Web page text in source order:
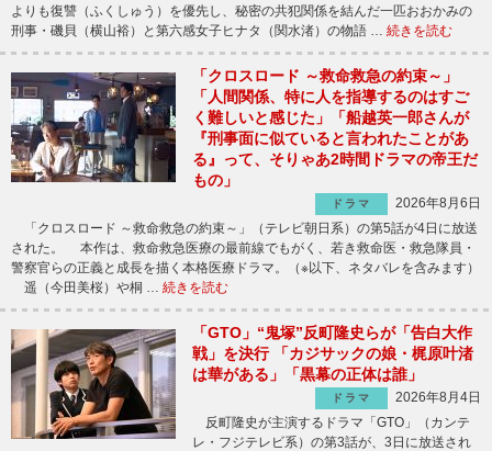
よりも復讐（ふくしゅう）を優先し、秘密の共犯関係を結んだ一匹おおかみの
刑事・磯貝（横山裕）と第六感女子ヒナタ（関水渚）の物語 … 続きを読む
「クロスロード ～救命救急の約束～」
「人間関係、特に人を指導するのはすご
く難しいと感じた」「船越英一郎さんが
『刑事面に似ていると言われたことがあ
る』って、そりゃあ2時間ドラマの帝王だ
もの」
ドラマ
2026年8月6日
「クロスロード ～救命救急の約束～」（テレビ朝日系）の第5話が4日に放送
された。 本作は、救命救急医療の最前線でもがく、若き救命医・救急隊員・
警察官らの正義と成長を描く本格医療ドラマ。（※以下、ネタバレを含みます）
遥（今田美桜）や桐 … 続きを読む
「GTO」“鬼塚”反町隆史らが「告白大作
戦」を決行 「カジサックの娘・梶原叶渚
は華がある」「黒幕の正体は誰」
ドラマ
2026年8月4日
反町隆史が主演するドラマ「GTO」（カンテ
レ・フジテレビ系）の第3話が、3日に放送され